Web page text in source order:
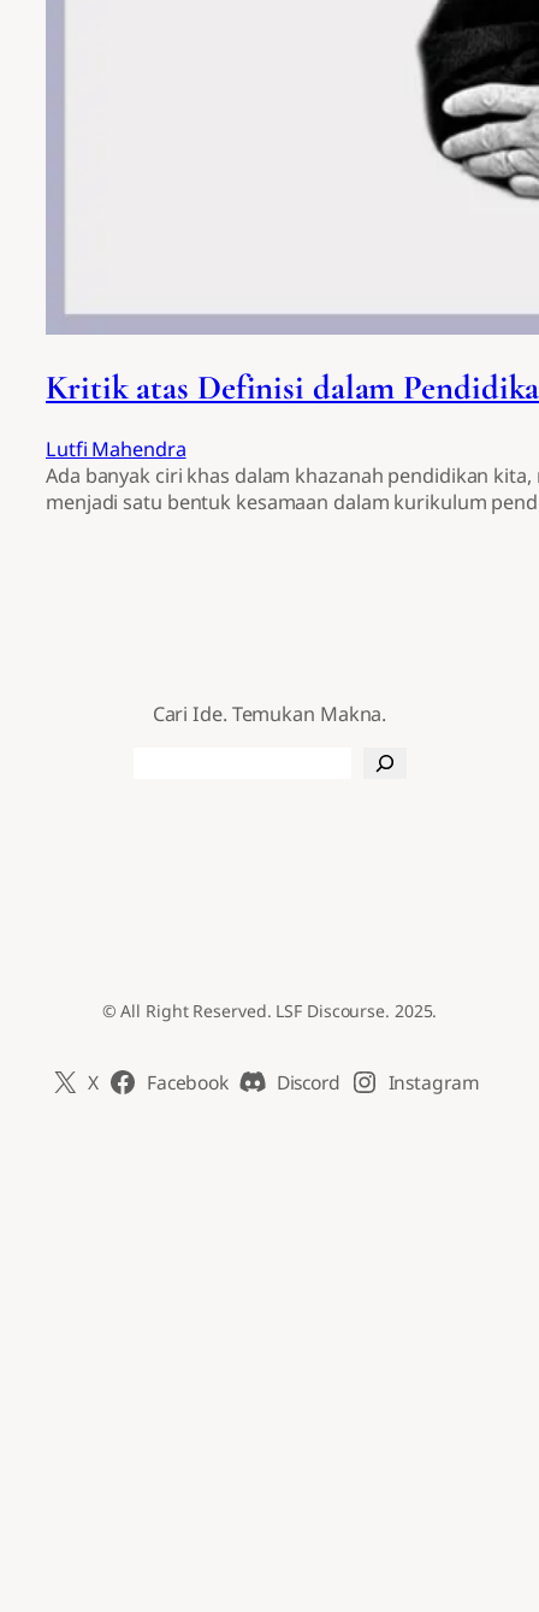
Kritik atas Definisi dalam
Lutfi Mahendra
Ada banyak ciri khas dalam khazanah pendidikan
menjadi satu bentuk kesamaan dalam kurikulum
Cari Ide. Temukan Makna.
© All Right Reserved. LSF Discourse. 2025.
X Facebook Discord Instagram